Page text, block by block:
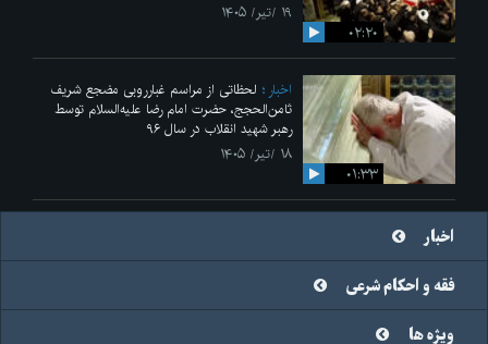
۰۲:۲۰
۱۹ /تیر/ ۱۴۰۵
۰۱:۳۳
اخبار
لحظاتی از مراسم غبارروبی مضجع شریف
ثامن‌الحجج، حضرت امام رضا علیه‌السلام توسط
رهبر شهید انقلاب در سال ۹۶
۱۸ /تیر/ ۱۴۰۵
اخبار
فقه و احکام شرعی
ویژه ها